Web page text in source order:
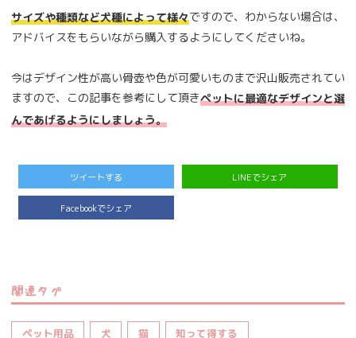
サイズや種類など犬種によって様々ですので、わからない場合は、
アドバイスをもらいながら購入するようにしてくださいね。
今はデザイン性が高い骨壺や色が可愛いものまで沢山販売されてい
ますので、この記事を参考にして頂きペットに最適なデザインと選
んであげるようにしましょう。
ツイートする LINEでシェア
Facebookでシェア
関連タグ
ペット用品 犬 猫 知って得する